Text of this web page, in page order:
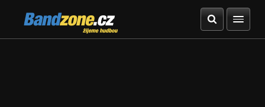
Bandzone.cz
žijeme hudbou